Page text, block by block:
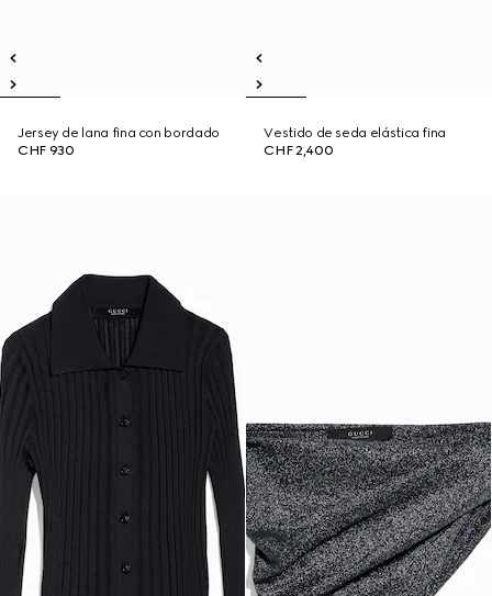
Jersey de lana fina con bordado
CHF 930
Vestido de seda elástica fina
CHF 2,400